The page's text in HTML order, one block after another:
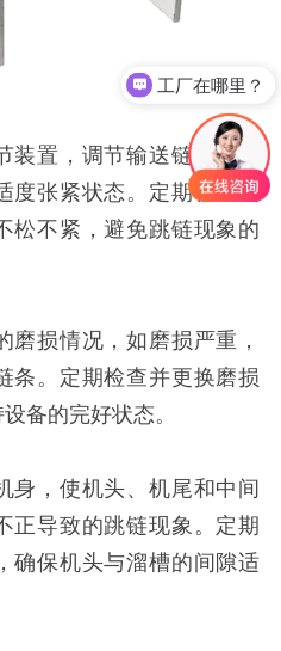
置，调节输送链的松紧
度张紧状态。定期检查链
松不紧，避免跳链现象的
损情况，如磨损严重，
条。定期检查并更换磨损
备的完好状态。
身，使机头、机尾和中间
正导致的跳链现象。定期
确保机头与溜槽的间隙适
工厂在哪里？